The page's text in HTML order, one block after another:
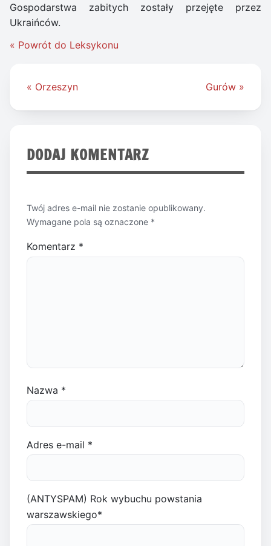
Gospodarstwa zabitych zostały przejęte przez
Ukraińców.
« Powrót do Leksykonu
Nawigacja
« Orzeszyn Gurów »
DODAJ KOMENTARZ
Twój adres e-mail nie zostanie opublikowany.
Wymagane pola są oznaczone *
Komentarz *
Nazwa *
Adres e-mail *
(ANTYSPAM) Rok wybuchu powstania
warszawskiego*